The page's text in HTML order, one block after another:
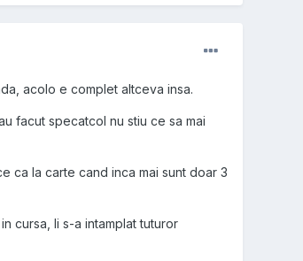
acolo e complet altceva insa.
facut specatcol nu stiu ce sa mai
ca la carte cand inca mai sunt doar 3
cursa, li s-a intamplat tuturor